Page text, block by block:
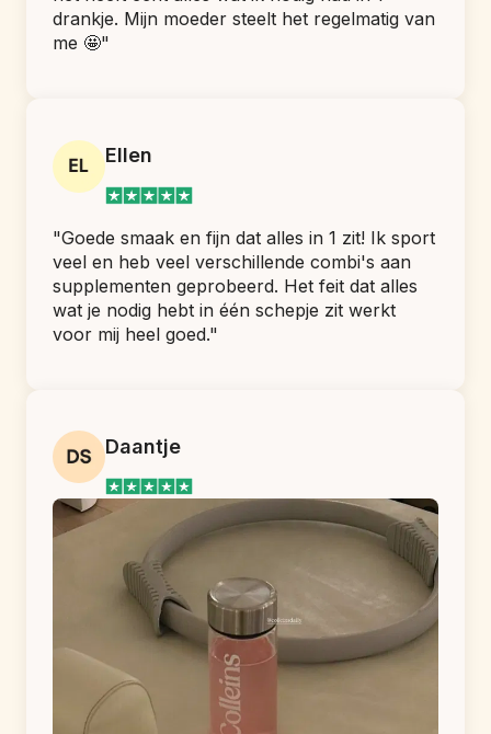
drankje. Mijn moeder steelt het regelmatig van
me 🤩"
Ellen
"Goede smaak en fijn dat alles in 1 zit! Ik sport
veel en heb veel verschillende combi's aan
supplementen geprobeerd. Het feit dat alles
wat je nodig hebt in één schepje zit werkt
voor mij heel goed."
Daantje